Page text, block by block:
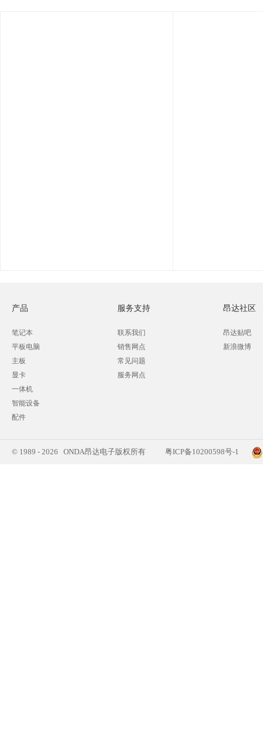
产品
笔记本
平板电脑
主板
显卡
一体机
智能设备
配件
服务支持
联系我们
销售网点
常见问题
服务网点
昂达社区
昂达贴吧
新浪微博
© 1989 - 2026 ONDA昂达电子版权所有 粤ICP备10200598号-1